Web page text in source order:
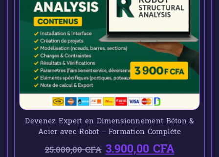
Devenez Expert en Dimensionnement Béton &
Acier avec Robot – Formation Complète
25.000,00CFA 3.900,00CFA